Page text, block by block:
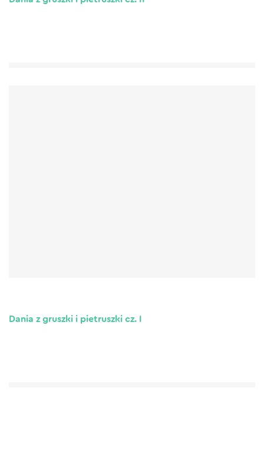
Dania z gruszki i pietruszki cz. I